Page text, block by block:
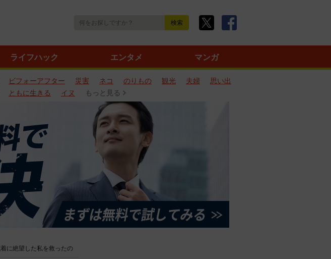
ライフハック エンタメ マンガ
ビフォーアフター 災害 ネコ のりもの 観光 夫婦
思い出
ともに生きる イヌ もっと見る
に絶望した私を救ったの